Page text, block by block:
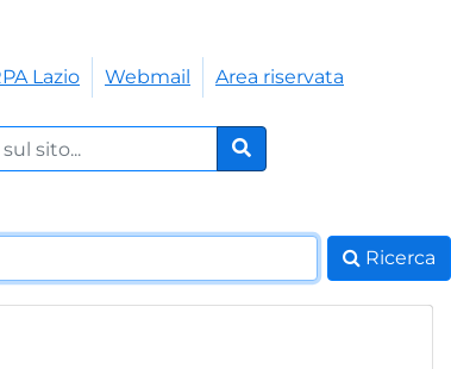
Lazio Webmail Area riservata
sito:
Cerca
Ricerca